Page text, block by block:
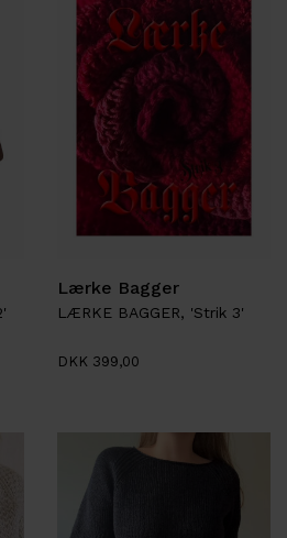
Lærke Bagger
LÆRKE BAGGER, 'Strik 3'
DKK 399,00